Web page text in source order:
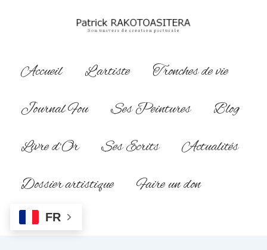
principal
Navigation
Accueil L’artiste
Tronches de vie
Journal Fou
Ses Peintures
Blog
Livre d’Or
Ses Ecrits
Actualités
Dossier artistique
Faire un don
FR